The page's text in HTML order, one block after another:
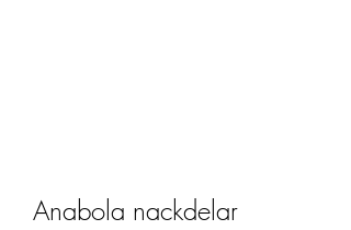
Anabola nackdelar